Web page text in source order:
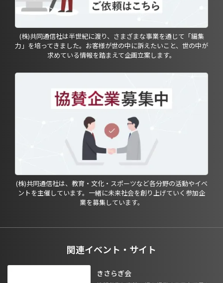
(株)共同通信社は半世紀に渡り、さまざまな事業を通じて「編集
力」を培ってきました。お客様が世の中に訴えたいこと、世の中が
求めている情報を踏まえて企画立案します。
(株)共同通信社は、教育・文化・スポーツなど各分野の活動やイベ
ントを主催しています。一緒に未来社会を創り上げていく参加企
業を募集しています。
関連イベント・サイト
きさらぎ会